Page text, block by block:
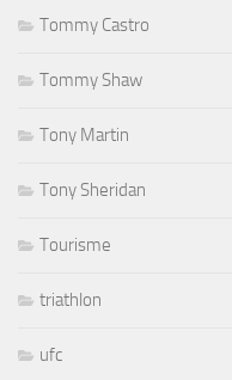
Tommy Castro
Tommy Shaw
Tony Martin
Tony Sheridan
Tourisme
triathlon
ufc